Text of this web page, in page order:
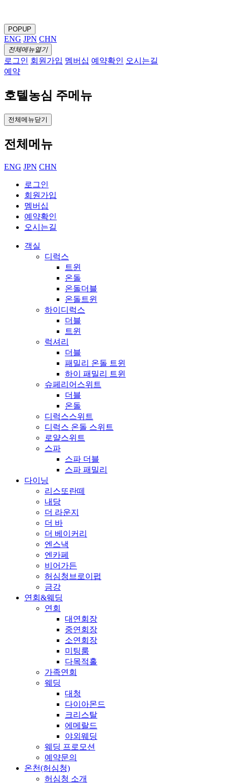
POPUP
ENG JPN CHN
전체메뉴열기
로그인 회원가입 멤버십 예약확인 오시는길
예약
호텔농심 주메뉴
전체메뉴닫기
전체메뉴
ENG JPN CHN
로그인
회원가입
멤버십
예약확인
오시는길
객실
디럭스
트윈
온돌
온돌더블
온돌트윈
하이디럭스
더블
트윈
럭셔리
더블
패밀리 온돌 트윈
하이 패밀리 트윈
슈페리어스위트
더블
온돌
디럭스스위트
디럭스 온돌 스위트
로얄스위트
스파
스파 더블
스파 패밀리
다이닝
리스또란떼
내당
더 라운지
더 바
더 베이커리
엔스낵
엔카페
비어가든
허심청브로이펍
금강
연회&웨딩
연회
대연회장
중연회장
소연회장
미팅룸
다목적홀
가족연회
웨딩
대청
다이아몬드
크리스탈
에메랄드
야외웨딩
웨딩 프로모션
예약문의
온천(허심청)
허심청 소개